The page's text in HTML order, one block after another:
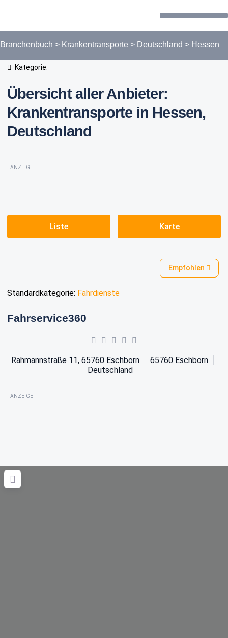
Branchenbuch > Krankentransporte > Deutschland > Hessen
Kategorie:
Übersicht aller Anbieter:
Krankentransporte in Hessen,
Deutschland
ANZEIGE
Liste Karte
Empfohlen
Standardkategorie: Fahrdienste
Fahrservice360
Rahmannstraße 11, 65760 Eschborn 65760 Eschborn
Deutschland
ANZEIGE